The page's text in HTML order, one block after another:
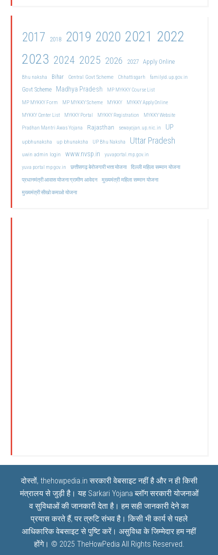
2017 2018 2019 2020 2021 2022
2023 2024 2025 2026 2027 Apply Online
Bhu naksha Bihar Central Govt Scheme Chhattisgarh familyid.up.gov.in
Govt Scheme Madhya Pradesh
MP MYKKY Course List
MP MYKKY Form
MP MYKKY Scheme MYKKY
MYKKY Apply Online
MYKKY Center List
MYKKY Portal MYKKY Registration
MYKKY Website
Pradhan Mantri Awas Yojana
Rajasthan sewayojan.up.nic.in UP
upbhunaksha up bhunaksha UP Bhu Naksha Uttar Pradesh
uwin admin login www.nvsp.in
yuvaportal.mp.gov.in
yuva portal mp gov.in
छत्तीसगढ़ बेरोजगारी भत्ता योजना दिल्ली महिला सम्मान योजना
प्रधानमंत्री आवास योजना ग्रामीण आवेदन मुख्यमंत्री महिला सम्मान योजना
मुख्यमंत्री सीखो कमाओ योजना
दोस्तों, thehowpedia.in सरकारी वेबसाइट नहीं है और न ही किसी
मंत्रालय से जुड़ी है। यह Sarkari Yojana ब्लॉग सरकारी योजनाओं
व सुविधाओं की जानकारी देता है। हम सही जानकारी देने का
प्रयास करते हैं, पर त्रुटि संभव है। किसी भी कार्य से पहले
आधिकारिक वेबसाइट से पुष्टि करें। असुविधा के जिम्मेदार हम नहीं
होंगे। © 2025 TheHowPedia All Rights Reserved.